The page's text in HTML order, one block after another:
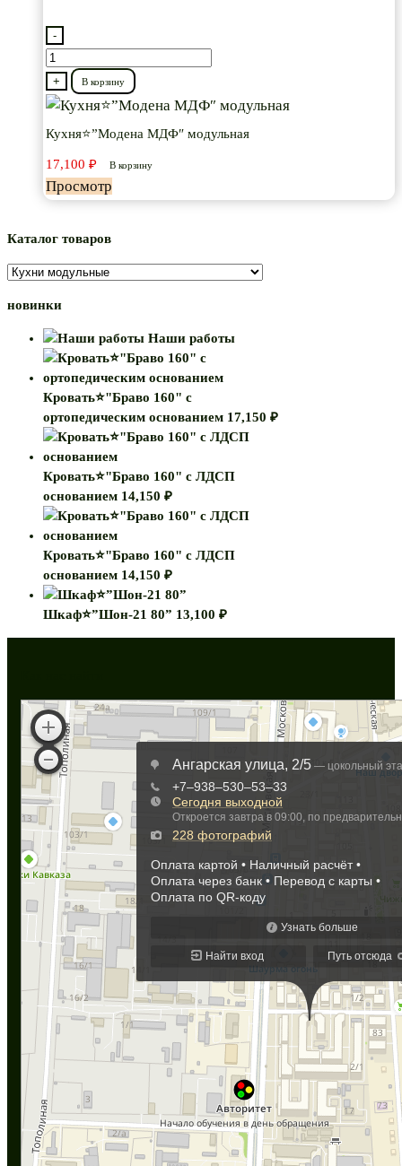
-
Количество
товара
Кухня⭐”Модена
модульная
+ В корзину
Кухня⭐”Модена МДФ″ модульная
17,100 ₽ В корзину
Просмотр
Каталог товаров
новинки
Наши работы
Кровать⭐"Браво 160" с
ортопедическим основанием 17,150 ₽
Кровать⭐"Браво 160" с ЛДСП
основанием 14,150 ₽
Кровать⭐"Браво 160" с ЛДСП
основанием 14,150 ₽
Шкаф⭐”Шон-21 80” 13,100 ₽